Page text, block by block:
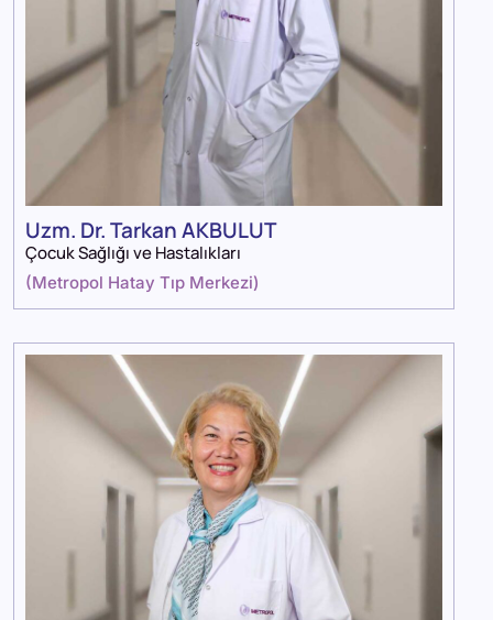
Uzm. Dr. Tarkan AKBULUT
Çocuk Sağlığı ve Hastalıkları
(Metropol Hatay Tıp Merkezi)